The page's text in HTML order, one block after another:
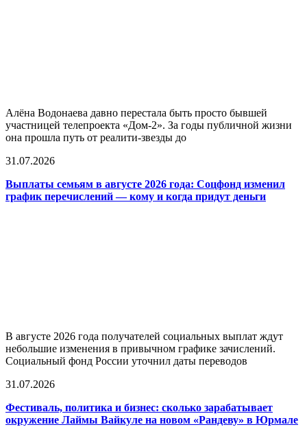
Алёна Водонаева давно перестала быть просто бывшей
участницей телепроекта «Дом-2». За годы публичной жизни
она прошла путь от реалити-звезды до
31.07.2026
Выплаты семьям в августе 2026 года: Соцфонд изменил
график перечислений — кому и когда придут деньги
В августе 2026 года получателей социальных выплат ждут
небольшие изменения в привычном графике зачислений.
Социальный фонд России уточнил даты переводов
31.07.2026
Фестиваль, политика и бизнес: сколько зарабатывает
окружение Лаймы Вайкуле на новом «Рандеву» в Юрмале